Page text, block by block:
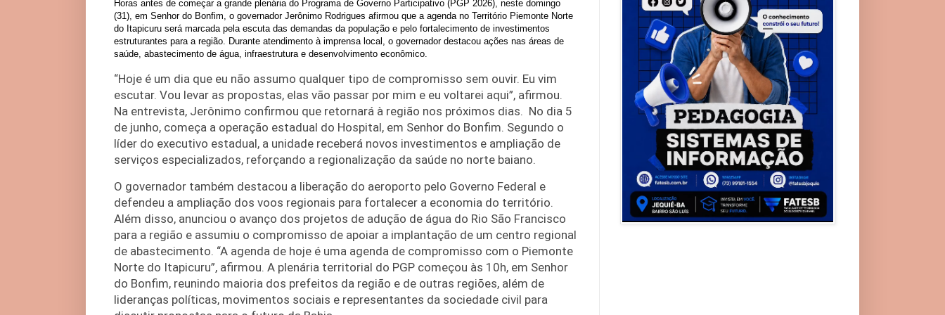
Horas antes de começar a grande plenária do Programa de Governo Participativo (PGP 2026), neste domingo
(31), em Senhor do Bonfim, o governador Jerônimo Rodrigues afirmou que a agenda no Território Piemonte Norte
do Itapicuru será marcada pela escuta das demandas da população e pelo fortalecimento de investimentos
estruturantes para a região. Durante atendimento à imprensa local, o governador destacou ações nas áreas de
saúde, abastecimento de água, infraestrutura e desenvolvimento econômico.
“Hoje é um dia que eu não assumo qualquer tipo de compromisso sem ouvir. Eu vim
escutar. Vou levar as propostas, elas vão passar por mim e eu voltarei aqui”, afirmou.
Na entrevista, Jerônimo confirmou que retornará à região nos próximos dias. No dia 5
de junho, começa a operação estadual do Hospital, em Senhor do Bonfim. Segundo o
líder do executivo estadual, a unidade receberá novos investimentos e ampliação de
serviços especializados, reforçando a regionalização da saúde no norte baiano.
O governador também destacou a liberação do aeroporto pelo Governo Federal e
defendeu a ampliação dos voos regionais para fortalecer a economia do território.
Além disso, anunciou o avanço dos projetos de adução de água do Rio São Francisco
para a região e assumiu o compromisso de apoiar a implantação de um centro regional
de abastecimento. “A agenda de hoje é uma agenda de compromisso com o Piemonte
Norte do Itapicuru”, afirmou. A plenária territorial do PGP começou às 10h, em Senhor
do Bonfim, reunindo maioria dos prefeitos da região e de outras regiões, além de
lideranças políticas, movimentos sociais e representantes da sociedade civil para